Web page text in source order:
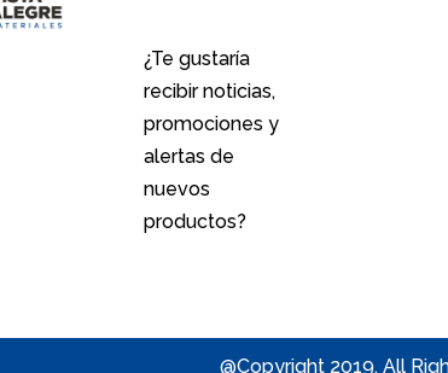
¿Te gustaría
recibir noticias,
promociones y
alertas de
nuevos
productos?
@Copyright 2019. All